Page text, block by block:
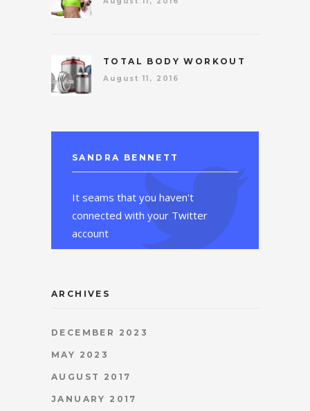
TOTAL BODY WORKOUT
August 11, 2016
SANDRA BENNETT
It seams that you haven't
connected with your Twitter
account
ARCHIVES
DECEMBER 2023
MAY 2023
AUGUST 2017
JANUARY 2017